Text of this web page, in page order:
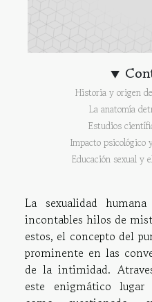
Historia y origen
La anatomía
Estudios
Impacto psicológico
Educación sexual y
La sexualidad
incontables hilos de
estos, el concepto del
prominente en las
de la intimidad.
este enigmático